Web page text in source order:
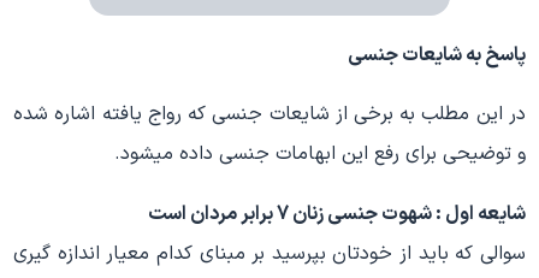
پاسخ به شایعات جنسی
در این مطلب به برخی از شایعات جنسی که رواج یافته اشاره شده
و توضیحی برای رفع این ابهامات جنسی داده میشود.
شایعه اول :شهوت جنسی زنان 7 برابر مردان است
سوالی که باید از خودتان بپرسید بر مبنای کدام معیار اندازه گیری